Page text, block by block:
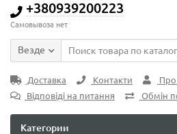
+380939200223
Самовывоза нет
Везде
Доставка Контакти Про
Відповіді на питання
Обмін
Категории